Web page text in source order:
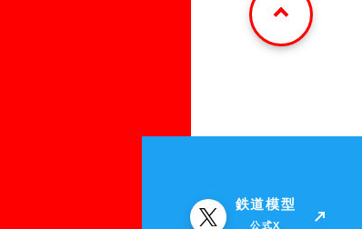
鉄道模型
公式X